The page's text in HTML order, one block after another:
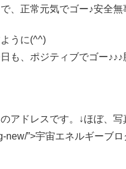
、正常元気でゴー♪安全無
うに(^^)
も、ポジティブでゴー♪♪♪
ドレスです。↓ほぼ、写
new/”>宇宙エネルギーブロ